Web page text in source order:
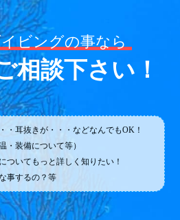
ビングの事なら
相談下さい！
・耳抜きが・・・などなんでもOK！
・装備について等）
ついてもっと詳しく知りたい！
事するの？等